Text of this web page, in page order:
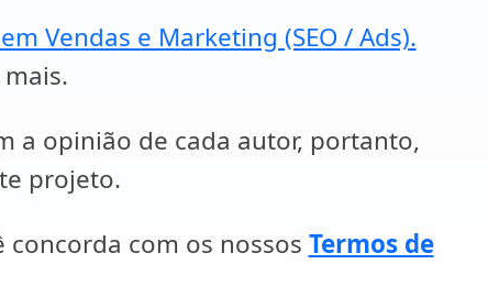
Vendas e Marketing (SEO / Ads).
a opinião de cada autor, portanto,
projeto.
com os nossos Termos de